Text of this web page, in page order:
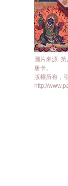
圖片來源:
唐卡。
版權所有，
http://